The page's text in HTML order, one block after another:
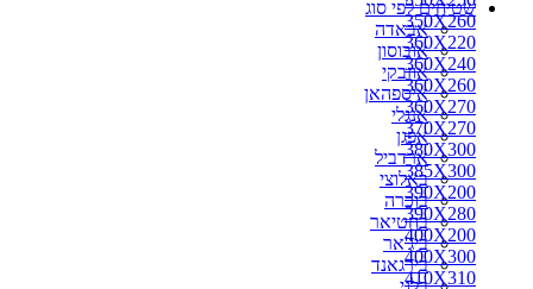
שטיחים לפי סוג
אבאדה
אובוסון
אוזבקי
איספהאן
אנגלי
אפגן
ארדביל
באלוצי
בוכרה
בחטיאר
ביג'אר
בירגאנד
350X260
360X220
360X240
360X260
360X270
370X270
380X300
385X300
390X200
390X280
400X200
400X300
410X310